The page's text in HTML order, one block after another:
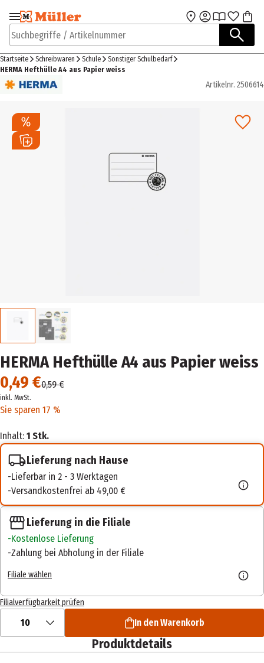
Zur Navigation
springen
Zum Hauptinhalt
Suchbegriffe / Artikelnummer
Startseite Schreibwaren Schule
Sonstiger Schulbedarf
HERMA Hefthülle A4 aus Papier weiss
Artikelnr. 2506614
HERMA Hefthülle A4 aus Papier weiss
0,49 €0,59 €
inkl. MwSt.
Sie sparen 17 %
Inhalt: 1 Stk.
Lieferung nach Hause
Lieferbar in 2 - 3 Werktagen
Versandkostenfrei ab 49,00 €
Lieferung in die Filiale
Kostenlose Lieferung
Zahlung bei Abholung in der Filiale
Filiale wählen
Filialverfügbarkeit prüfen
10 In den Warenkorb
Produktdetails